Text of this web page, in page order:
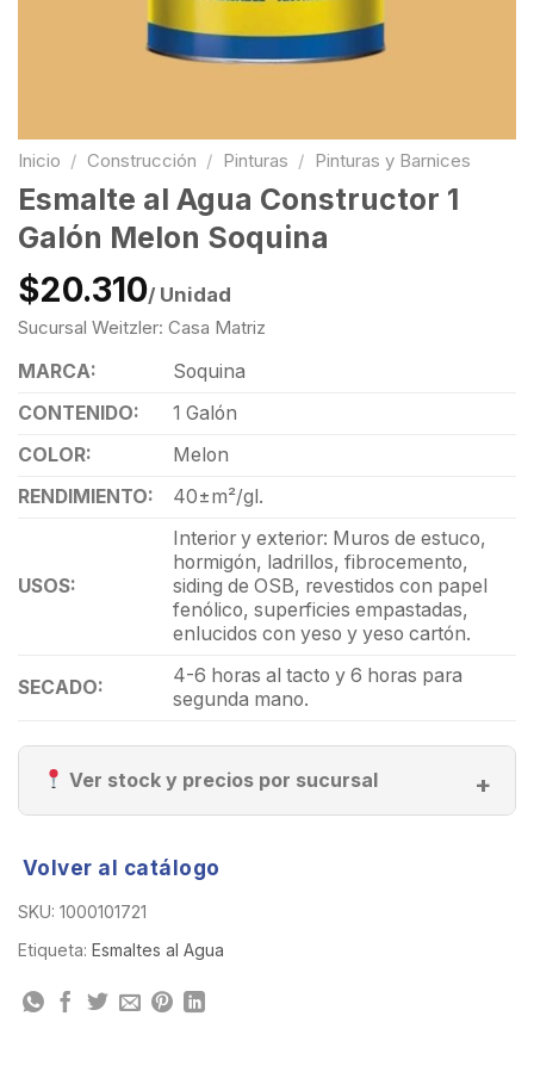
Inicio / Construcción / Pinturas / Pinturas y Barnices
Esmalte al Agua Constructor 1
Galón Melon Soquina
$20.310/ Unidad
Sucursal Weitzler: Casa Matriz
MARCA:
Soquina
CONTENIDO:
1 Galón
COLOR:
Melon
RENDIMIENTO:
40±m²/gl.
USOS:
Interior y exterior: Muros de estuco,
hormigón, ladrillos, fibrocemento,
siding de OSB, revestidos con papel
fenólico, superficies empastadas,
enlucidos con yeso y yeso cartón.
SECADO:
4-6 horas al tacto y 6 horas para
segunda mano.
Ver stock y precios por sucursal
Volver al catálogo
SKU: 1000101721
Etiqueta: Esmaltes al Agua